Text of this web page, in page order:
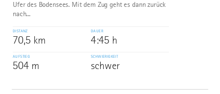
Ufer des Bodensees. Mit dem Zug geht es dann zurück
nach...
DISTANZ
70,5 km
DAUER
4:45 h
AUFSTIEG
504 m
SCHWIERIGKEIT
schwer